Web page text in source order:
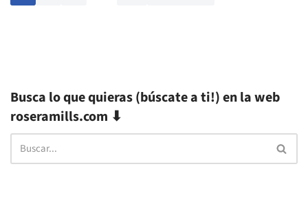
Busca lo que quieras (búscate a ti!) en la web
roseramills.com ⬇